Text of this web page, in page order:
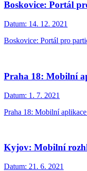
Boskovice: Portál
Datum: 14. 12. 2021
Boskovice: Portál pro
Praha 18: Mobilní
Datum: 1. 7. 2021
Praha 18: Mobilní
Kyjov: Mobilní
Datum: 21. 6. 2021